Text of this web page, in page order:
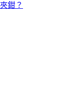
鉗？